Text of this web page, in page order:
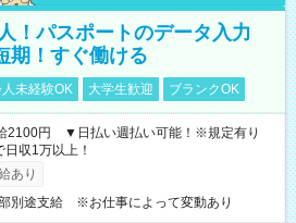
！パスポートのデータ入力
期！すぐ働ける
未経験OK 大学生歓迎 ブランクOK
2100円 ▼日払い週払い可能！※規定有り
収1万以上！
あり
別途支給 ※お仕事によって変動あり